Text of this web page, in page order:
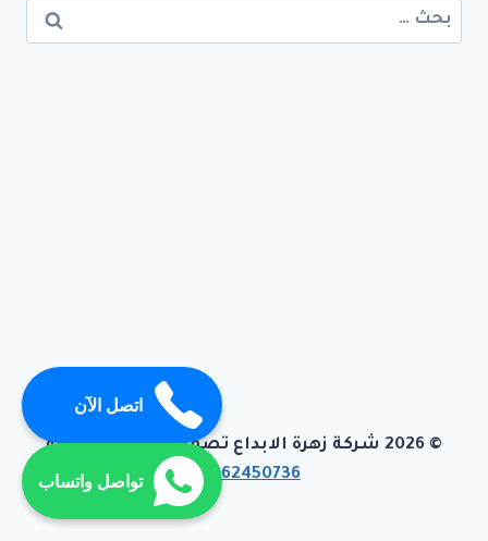
البحث
عن:
© 2026 شركة زهرة الابداع تصميم وبرمجة تيفاجو
01062450736
اتصل الآن
تواصل واتساب